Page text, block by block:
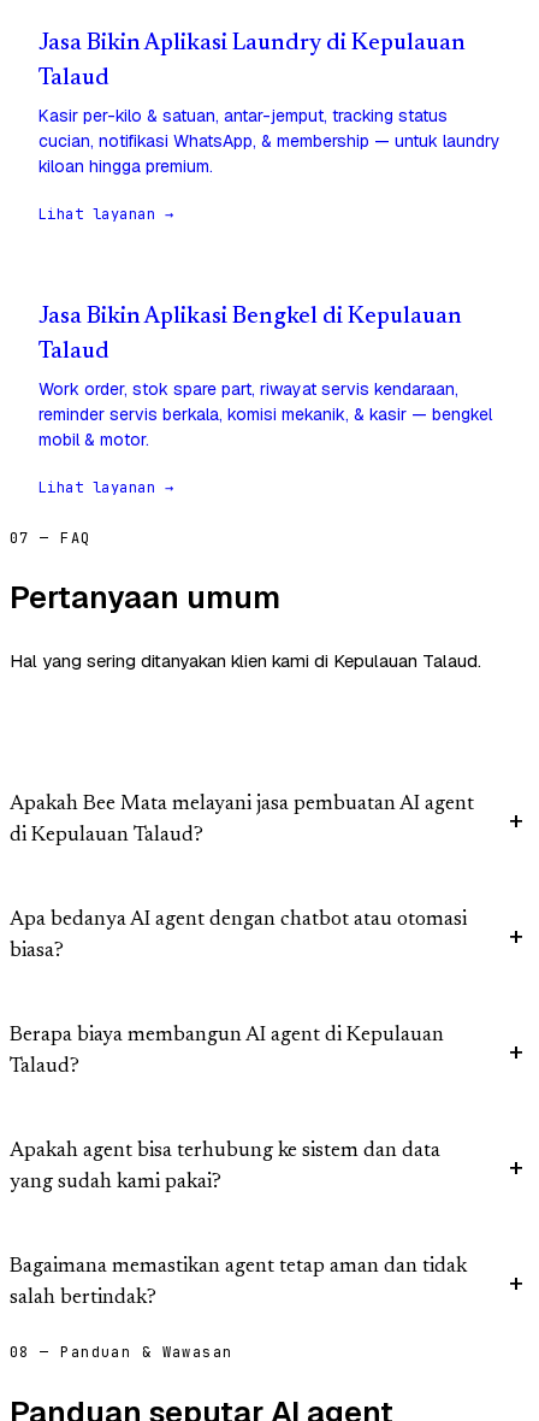
Jasa Bikin Aplikasi Laundry di Kepulauan
Talaud
Kasir per-kilo & satuan, antar-jemput, tracking status
cucian, notifikasi WhatsApp, & membership — untuk laundry
kiloan hingga premium.
Lihat layanan →
Jasa Bikin Aplikasi Bengkel di Kepulauan
Talaud
Work order, stok spare part, riwayat servis kendaraan,
reminder servis berkala, komisi mekanik, & kasir — bengkel
mobil & motor.
Lihat layanan →
07 — FAQ
Pertanyaan umum
Hal yang sering ditanyakan klien kami di Kepulauan Talaud.
Apakah Bee Mata melayani jasa pembuatan AI agent
di Kepulauan Talaud?
Apa bedanya AI agent dengan chatbot atau otomasi
biasa?
Berapa biaya membangun AI agent di Kepulauan
Talaud?
Apakah agent bisa terhubung ke sistem dan data
yang sudah kami pakai?
Bagaimana memastikan agent tetap aman dan tidak
salah bertindak?
08 — Panduan & Wawasan
Panduan seputar AI agent